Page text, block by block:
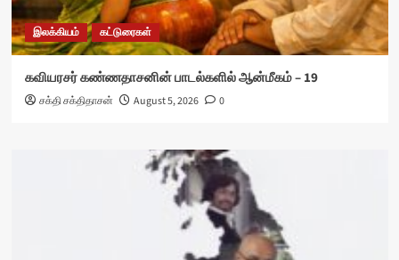
இலக்கியம் கட்டுரைகள்
கவியரசர் கண்ணதாசனின் பாடல்களில் ஆன்மீகம் – 19
சக்தி சக்திதாசன் August 5, 2026 0